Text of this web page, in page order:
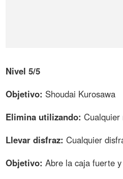
Nivel 5/5
Objetivo: Shoudai Kurosawa
Elimina utilizando: Cualquier
Llevar disfraz: Cualquier
Objetivo: Abre la caja fuerte